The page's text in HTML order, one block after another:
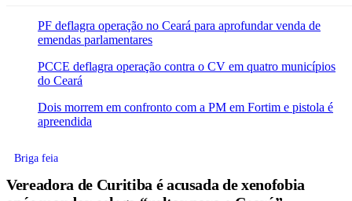
PF deflagra operação no Ceará para aprofundar venda de
emendas parlamentares
PCCE deflagra operação contra o CV em quatro municípios
do Ceará
Dois morrem em confronto com a PM em Fortim e pistola é
apreendida
Briga feia
Vereadora de Curitiba é acusada de xenofobia